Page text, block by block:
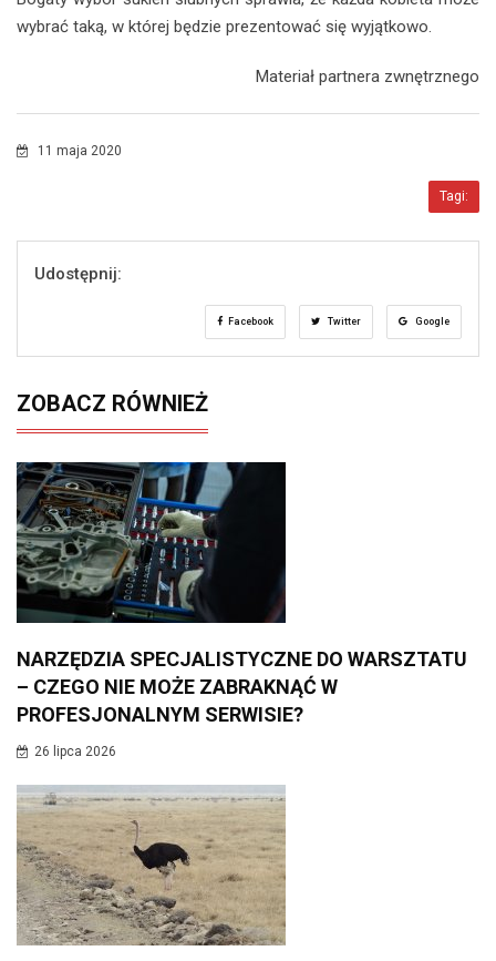
wybrać taką, w której będzie prezentować się wyjątkowo.
Materiał partnera zwnętrznego
11 maja 2020
Tagi:
Udostępnij:
Facebook Twitter Google
ZOBACZ RÓWNIEŻ
NARZĘDZIA SPECJALISTYCZNE DO WARSZTATU
– CZEGO NIE MOŻE ZABRAKNĄĆ W
PROFESJONALNYM SERWISIE?
26 lipca 2026